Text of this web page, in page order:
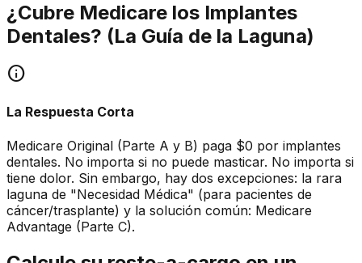
¿Cubre Medicare los Implantes
Dentales? (La Guía de la Laguna)
info
La Respuesta Corta
Medicare Original (Parte A y B) paga $0 por implantes
dentales. No importa si no puede masticar. No importa si
tiene dolor. Sin embargo, hay dos excepciones: la rara
laguna de "Necesidad Médica" (para pacientes de
cáncer/trasplante) y la solución común: Medicare
Advantage (Parte C).